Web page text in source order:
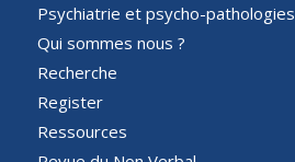
Psychiatrie et psycho-pathologies
Qui sommes nous ?
Recherche
Register
Ressources